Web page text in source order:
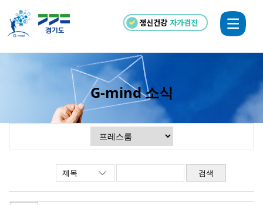
정신건강자가검진
G-mind 소식
검색